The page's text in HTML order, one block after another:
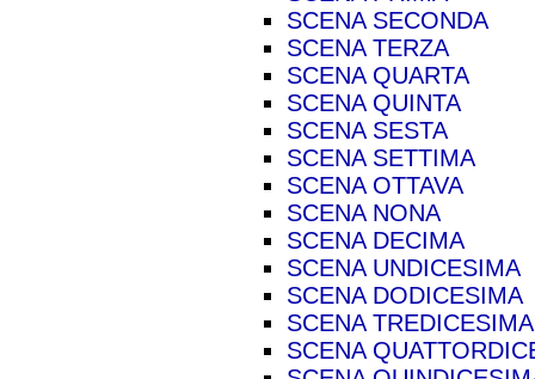
SCENA SECONDA
SCENA TERZA
SCENA QUARTA
SCENA QUINTA
SCENA SESTA
SCENA SETTIMA
SCENA OTTAVA
SCENA NONA
SCENA DECIMA
SCENA UNDICESIMA
SCENA DODICESIMA
SCENA TREDICESIMA
SCENA